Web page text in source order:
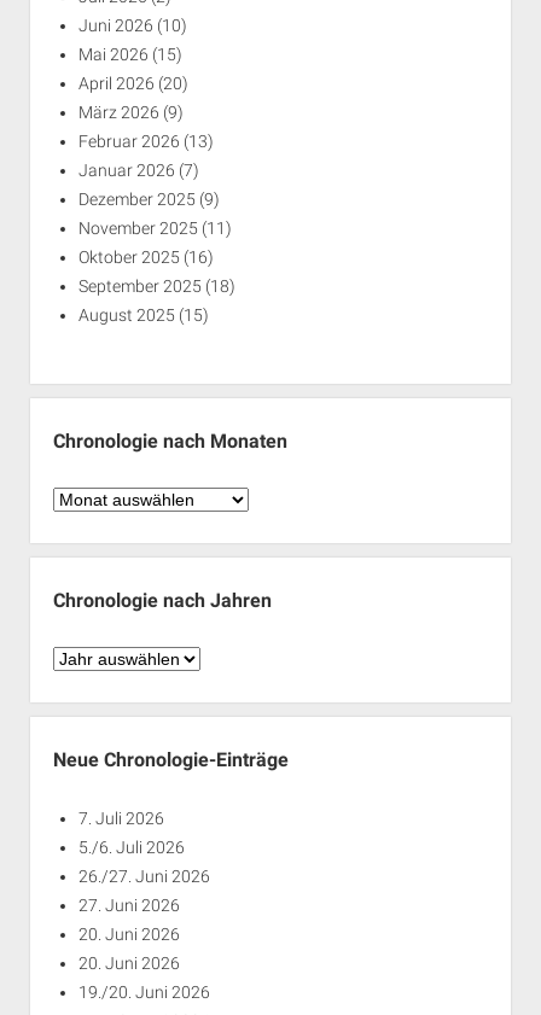
Juni 2026 (10)
Mai 2026 (15)
April 2026 (20)
März 2026 (9)
Februar 2026 (13)
Januar 2026 (7)
Dezember 2025 (9)
November 2025 (11)
Oktober 2025 (16)
September 2025 (18)
August 2025 (15)
Chronologie nach Monaten
Chronologie
Monaten
Chronologie nach Jahren
Chronologie
Jahren
Neue Chronologie-Einträge
7. Juli 2026
5./6. Juli 2026
26./27. Juni 2026
27. Juni 2026
20. Juni 2026
20. Juni 2026
19./20. Juni 2026